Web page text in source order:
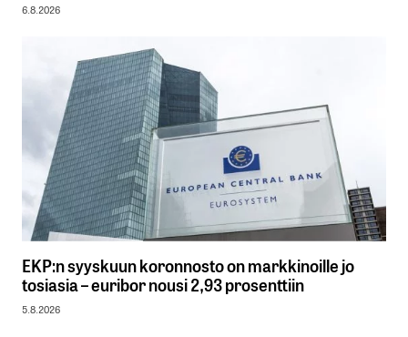
6.8.2026
EKP:n syyskuun koronnosto on markkinoille jo
tosiasia – euribor nousi 2,93 prosenttiin
5.8.2026